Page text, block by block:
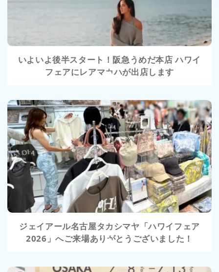
いよいよ後半スタート！阪急うめだ本店 ハワイ
フェアにレアマカハが出店します
VIEW
ジェイアール名古屋タカシマヤ「ハワイフェア
2026」へご来場ありがとうございました！